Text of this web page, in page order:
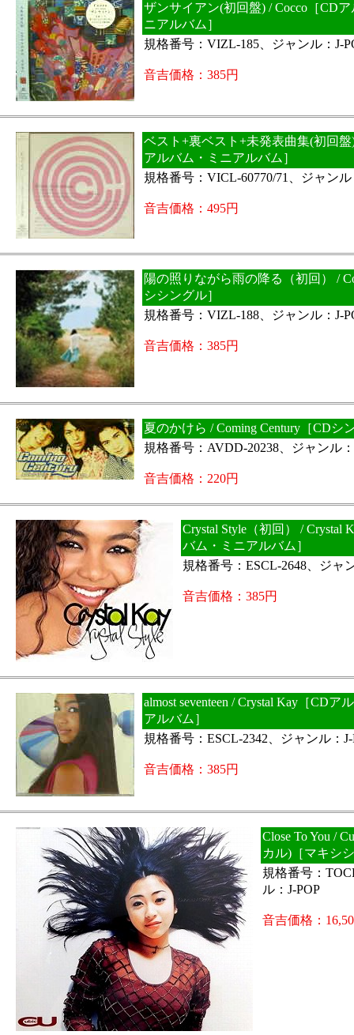
ザンサイアン(初回盤) / Cocco［CD
ニアルバム］
規格番号：VIZL-185、ジャンル：J-
音吉価格：385円
ベスト+裏ベスト+未発表曲集(初回盤
アルバム・ミニアルバム］
規格番号：VICL-60770/71、ジャンル
音吉価格：495円
陽の照りながら雨の降る（初回） /
シシングル］
規格番号：VIZL-188、ジャンル：J-
音吉価格：385円
夏のかけら / Coming Century［CDシ
規格番号：AVDD-20238、ジャンル：
音吉価格：220円
Crystal Style（初回） / Crystal
バム・ミニアルバム］
規格番号：ESCL-2648、ジャ
音吉価格：385円
almost seventeen / Crystal Kay［CDア
アルバム］
規格番号：ESCL-2342、ジャンル：J-
音吉価格：385円
Close To You /
カル)［マキシ
規格番号：
ル：J-POP
音吉価格：